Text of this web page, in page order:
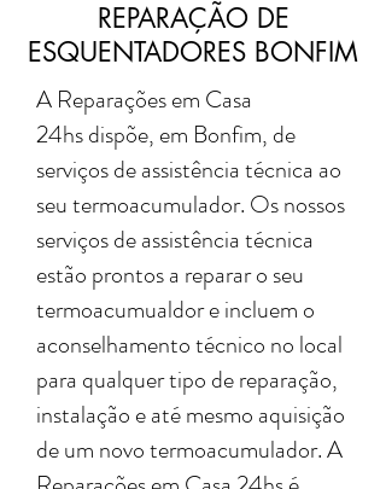
REPARAÇÃO DE
ESQUENTADORES BONFIM
A Reparações em Casa
24hs dispõe, em Bonfim, de
serviços de assistência técnica ao
seu termoacumulador. Os nossos
serviços de assistência técnica
estão prontos a reparar o seu
termoacumualdor e incluem o
aconselhamento técnico no local
para qualquer tipo de reparação,
instalação e até mesmo aquisição
de um novo termoacumulador. A